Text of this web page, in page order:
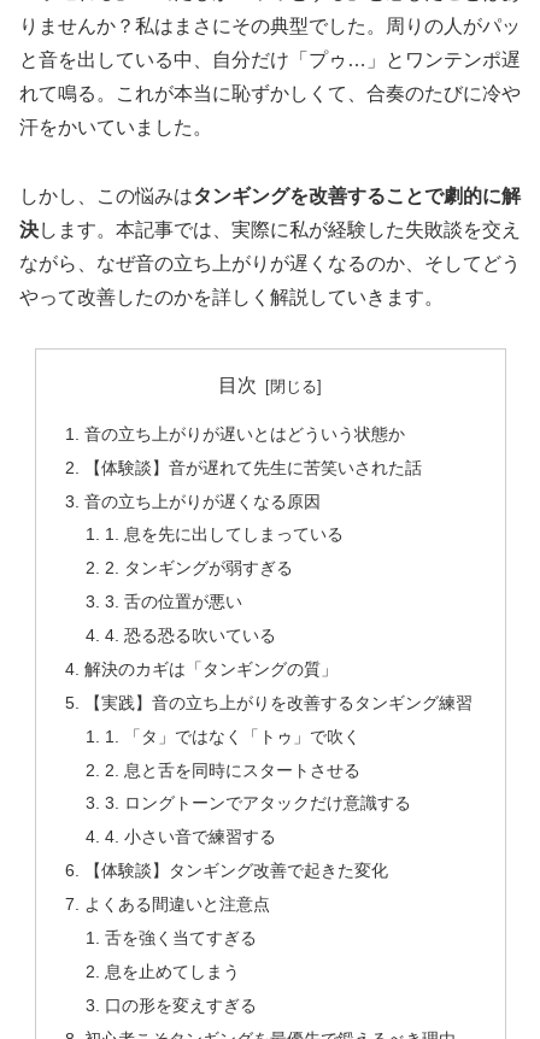
りませんか？私はまさにその典型でした。周りの人がパッ
と音を出している中、自分だけ「プゥ…」とワンテンポ遅
れて鳴る。これが本当に恥ずかしくて、合奏のたびに冷や
汗をかいていました。
しかし、この悩みはタンギングを改善することで劇的に解
決します。本記事では、実際に私が経験した失敗談を交え
ながら、なぜ音の立ち上がりが遅くなるのか、そしてどう
やって改善したのかを詳しく解説していきます。
目次
音の立ち上がりが遅いとはどういう状態か
【体験談】音が遅れて先生に苦笑いされた話
音の立ち上がりが遅くなる原因
1. 息を先に出してしまっている
2. タンギングが弱すぎる
3. 舌の位置が悪い
4. 恐る恐る吹いている
解決のカギは「タンギングの質」
【実践】音の立ち上がりを改善するタンギング練習
1. 「タ」ではなく「トゥ」で吹く
2. 息と舌を同時にスタートさせる
3. ロングトーンでアタックだけ意識する
4. 小さい音で練習する
【体験談】タンギング改善で起きた変化
よくある間違いと注意点
舌を強く当てすぎる
息を止めてしまう
口の形を変えすぎる